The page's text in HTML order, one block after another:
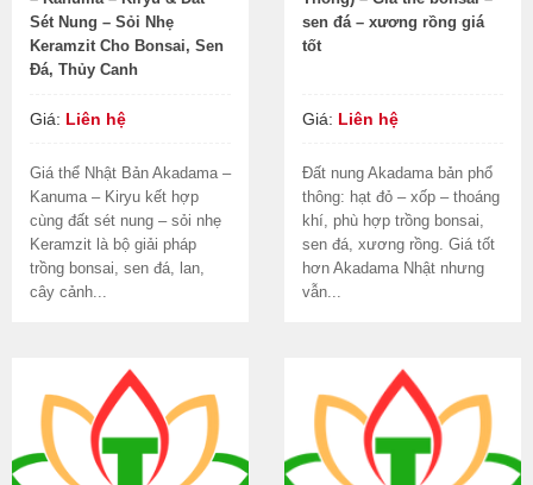
Sét Nung – Sỏi Nhẹ
Keramzit Cho Bonsai, Sen
Đá, Thủy Canh
Giá: Liên hệ
Giá thể Nhật Bản Akadama –
Kanuma – Kiryu kết hợp
cùng đất sét nung – sỏi nhẹ
Keramzit là bộ giải pháp
trồng bonsai, sen đá, lan,
cây cảnh...
sen đá – xương rồng giá
tốt
Giá: Liên hệ
Đất nung Akadama bản phổ
thông: hạt đỏ – xốp – thoáng
khí, phù hợp trồng bonsai,
sen đá, xương rồng. Giá tốt
hơn Akadama Nhật nhưng
vẫn...